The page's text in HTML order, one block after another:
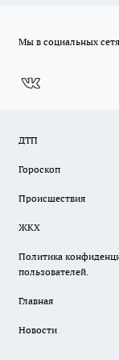
Мы в социальных
ДТП
Гороскоп
Происшествия
ЖКХ
Политика
пользователей.
Главная
Новости